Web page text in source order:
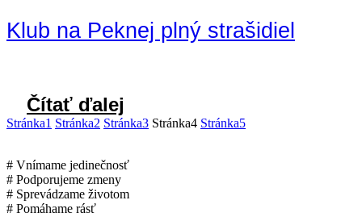
Klub na Peknej plný strašidiel
Čítať ďalej
Stránka1 Stránka2 Stránka3 Stránka4 Stránka5
# Vnímame jedinečnosť
# Podporujeme zmeny
# Sprevádzame životom
# Pomáhame rásť